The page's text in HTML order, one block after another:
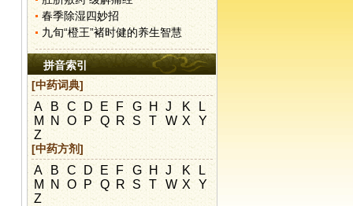
春季除湿四妙招
九旬“橙王”褚时健的养生智慧
拼音索引
[中药词典]
A B C D E F G H J K
L
M N O P Q R S T W X
Y
Z
[中药方剂]
A B C D E F G H J K
L
M N O P Q R S T W X
Y
Z